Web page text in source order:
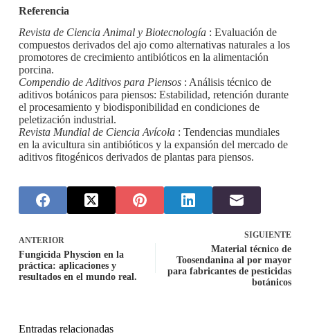
Referencia
Revista de Ciencia Animal y Biotecnología: Evaluación de
compuestos derivados del ajo como alternativas naturales a los
promotores de crecimiento antibióticos en la alimentación
porcina.
Compendio de Aditivos para Piensos: Análisis técnico de
aditivos botánicos para piensos: Estabilidad, retención durante
el procesamiento y biodisponibilidad en condiciones de
peletización industrial.
Revista Mundial de Ciencia Avícola: Tendencias mundiales
en la avicultura sin antibióticos y la expansión del mercado de
aditivos fitogénicos derivados de plantas para piensos.
ANTERIOR
Fungicida Physcion en la
práctica: aplicaciones y
resultados en el mundo real.
SIGUIENTE
Material técnico de
Toosendanina al por mayor
para fabricantes de pesticidas
botánicos
Entradas relacionadas